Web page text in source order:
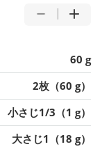
60 g
2枚（60 g）
小さじ1/3（1 g）
大さじ1（18 g）